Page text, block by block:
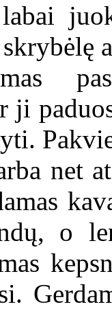
ji
net
o